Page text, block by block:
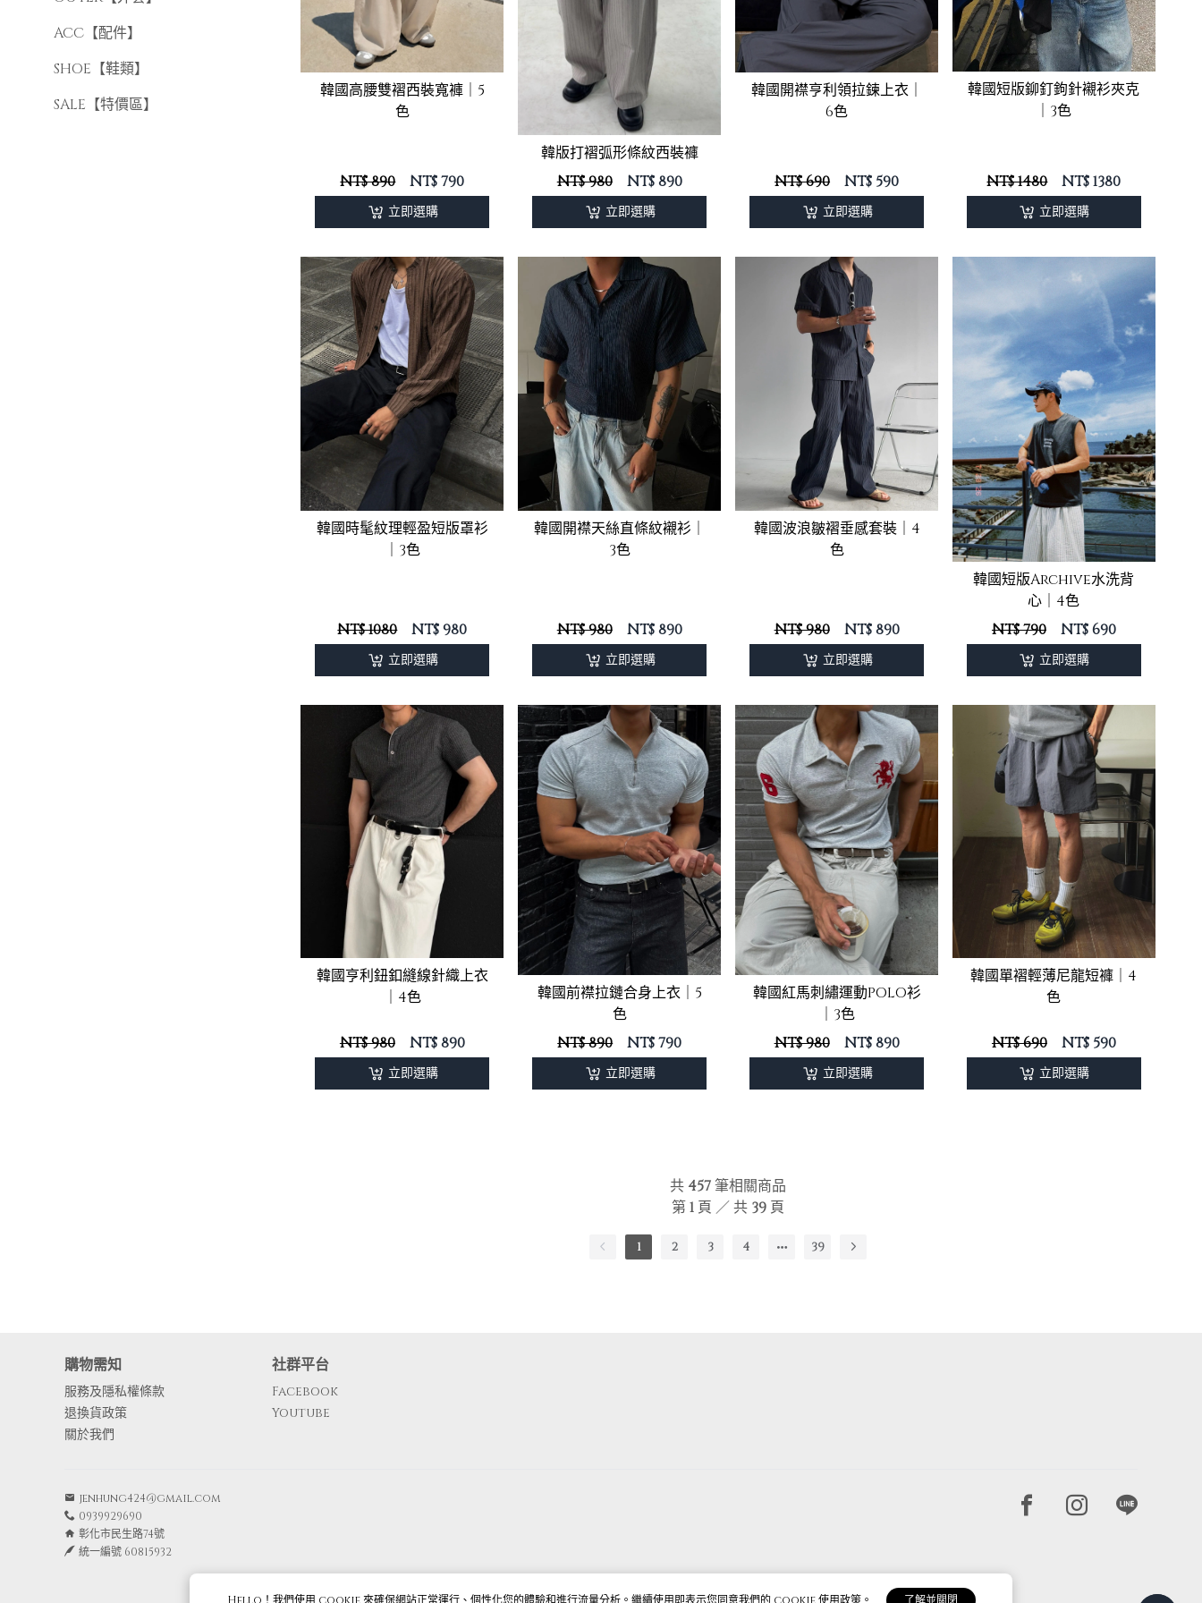
長袖針織
ACC【配件】
SHOE【鞋類】
SALE【特價區】
韓國高腰雙褶西裝寬褲｜5
色
NT$ 890 NT$790
立即選購
韓版打褶弧形條紋西裝褲
NT$ 980
NT$890
立即選購
韓國開襟亨利領拉鍊上衣｜
6色
NT$ 690 NT$ 590
立即選購
韓國短版鉚釘鉤針襯衫夾克
｜3色
NT$ 1480 NT$1380
立即選購
韓國時髦紋理輕盈短版罩衫
｜3色
NT$ 1080 NT$980
立即選購
韓國開襟天絲直條紋襯衫｜
3色
NT$ 980 NT$890
立即選購
韓國波浪皺褶垂感套裝｜4
色
NT$ 980 NT$890
立即選購
韓國短版Archive水洗背
心｜4色
NT$ 790
NT$690
立即選購
韓國亨利鈕釦縫線針織上衣
｜4色
NT$ 980 NT$890
立即選購
韓國前襟拉鏈合身上衣｜5
色
NT$ 890
NT$790
立即選購
韓國紅馬刺繡運動POLO衫
｜3色
NT$ 980
NT$890
立即選購
韓國單褶輕薄尼龍短褲｜4
色
NT$ 690 NT$590
立即選購
共 457筆相關商品
第1 頁 ／ 共 39 頁
1 2 3 4 39
購物需知
服務及隱私權條款
退換貨政策
關於我們
社群平台
Facebook
Youtube
jenhung424@gmail.com
0939929690
彰化市民生路74號
統一編號 60815932
Facebook page
Instagram
Line